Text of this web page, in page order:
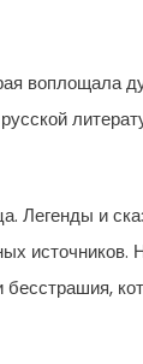
воплощала
Легенды и
источников.